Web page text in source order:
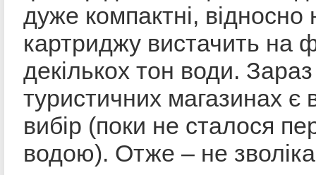
дуже компактні, відносно
картриджу вистачить на
декількох тон води.
туристичних магазинах є
вибір (поки не сталося
водою). Отже – не